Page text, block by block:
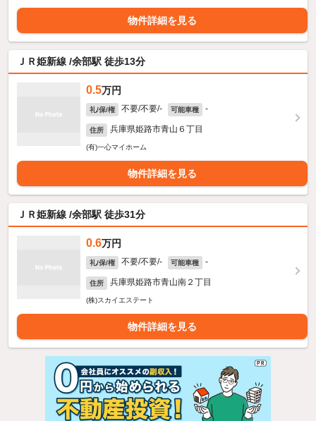
物件詳細を見る
ＪＲ姫新線 /余部駅 徒歩13分
0.5万円
礼/保/権 不要/不要/- 可能車種 -
住所 兵庫県姫路市青山６丁目
(有)一心マイホーム
物件詳細を見る
ＪＲ姫新線 /余部駅 徒歩31分
0.6万円
礼/保/権 不要/不要/- 可能車種 -
住所 兵庫県姫路市青山南２丁目
(株)スカイエステート
物件詳細を見る